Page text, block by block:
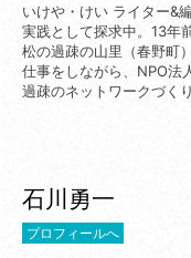
いけや・けい ライター&
実践として探求中。13年
松の過疎の山里（春野町
仕事をしながら、NPO法
過疎のネットワークづく
石川勇一
プロフィールへ